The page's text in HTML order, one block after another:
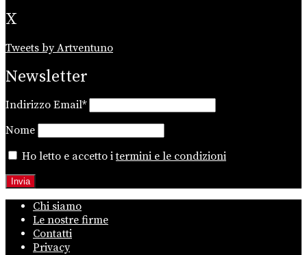
X
Tweets by Artventuno
Newsletter
Indirizzo Email*
Nome
Ho letto e accetto itermini e le condizioni
Chi siamo
Le nostre firme
Contatti
Privacy